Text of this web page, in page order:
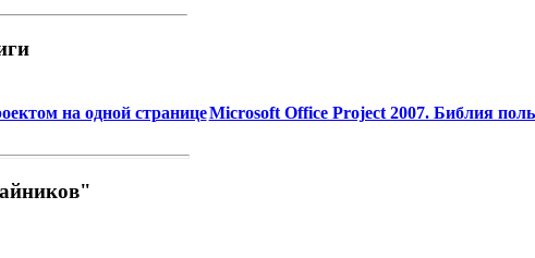
на одной страницеMicrosoft Office Project 2007. Библия